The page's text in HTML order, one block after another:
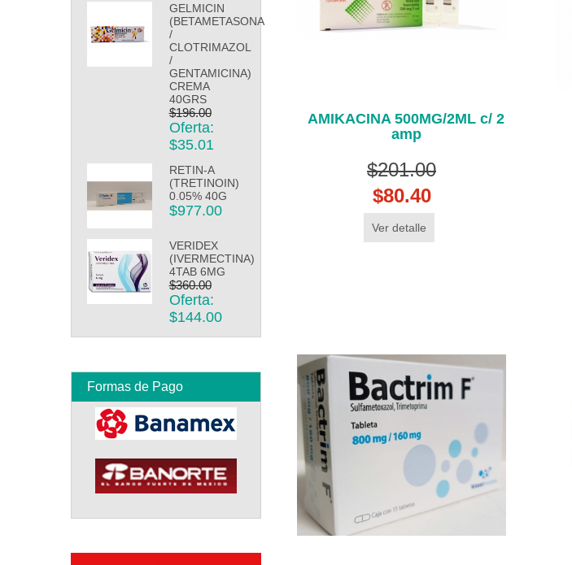
GELMICIN
(BETAMETASONA
/
CLOTRIMAZOL
/
GENTAMICINA)
CREMA
40GRS
$196.00
Oferta:
$35.01
RETIN-A
(TRETINOIN)
0.05% 40G
$977.00
VERIDEX
(IVERMECTINA)
4TAB 6MG
$360.00
Oferta:
$144.00
Formas de Pago
AMIKACINA 500MG/2ML c/ 2
amp
$201.00
$80.40
Ver detalle